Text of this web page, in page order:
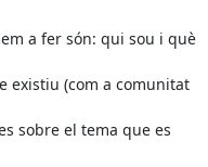
a fer són: qui sou i què
existiu (com a comunitat
sobre el tema que es